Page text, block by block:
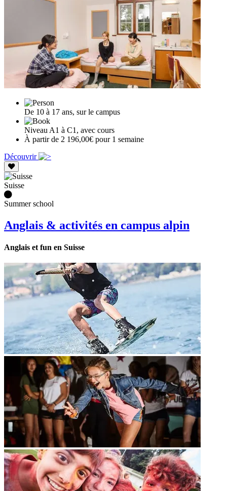
De 10 à 17 ans, sur le campus
Niveau A1 à C1, avec cours
À partir de 2 196,00€ pour 1 semaine
Découvrir
Suisse
Summer school
Anglais & activités en campus alpin
Anglais et fun en Suisse